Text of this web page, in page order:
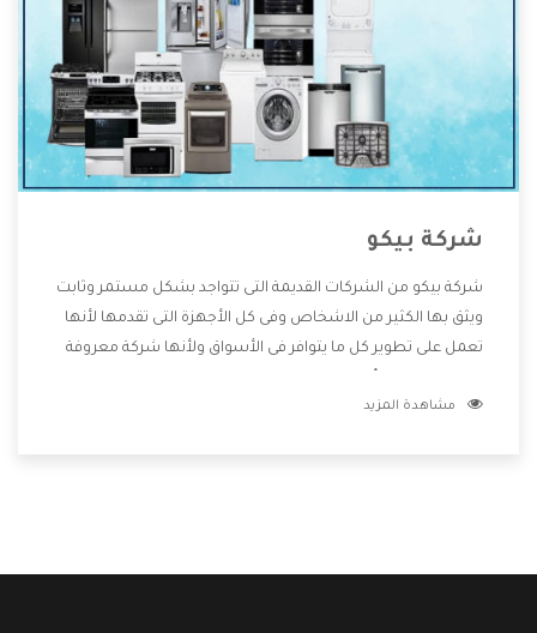
شركة بيكو
شركة بيكو من الشركات القديمة التى تتواجد بشكل مستمر وثابت
ويثق بها الكثير من الاشخاص وفى كل الأجهزة التى تقدمها لأنها
تعمل على تطوير كل ما يتوافر فى الأسواق ولأنها شركة معروفة
للعملاء أقوى العروض والخصومات التى تسهل على المستهلك
مشاهدة المزيد